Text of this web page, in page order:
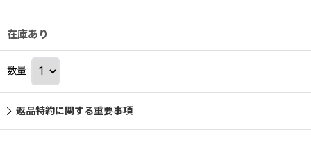
在庫あり
数量:
返品特約に関する重要事項